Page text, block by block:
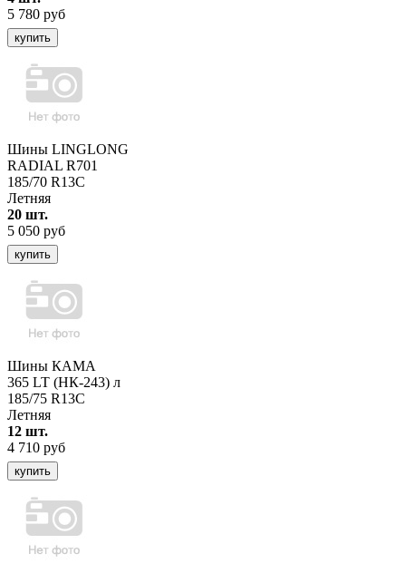
5 780 руб
купить
Шины LINGLONG
RADIAL R701
185/70 R13C
Летняя
20 шт.
5 050 руб
купить
Шины КАМА
365 LT (НК-243) л
185/75 R13C
Летняя
12 шт.
4 710 руб
купить